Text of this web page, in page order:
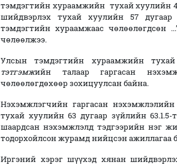
тэмдэгтийн хураамжийн тухай хуулийн
шийдвэрлэх тухай хуулийн 57
тэмдэгтийн хураамжаас чөлөөлөгдсөн
чөлөөлжээ.
Улсын тэмдэгтийн хураамжийн
тэтгэмжийн талаар гаргасан
чөлөөлөгдөхөөр зохицуулсан байна.
Нэхэмжлэгчийн гаргасан
тухай хуулийн 63 дугаар зүйлийн 63.1.5-
шаардсан нэхэмжлэлд тэдгээрийн нэг
тодорхойлсон журамд нийцсэн ажиллагаа
Иргэний хэрэг шүүхэд хянан